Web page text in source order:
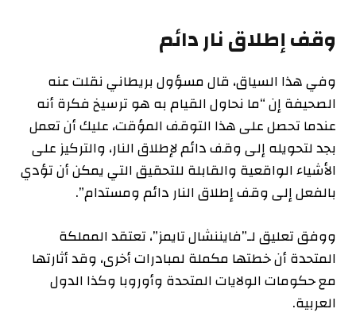
وقف إطلاق نار دائم
وفي هذا السياق، قال مسؤول بريطاني نقلت عنه
الصحيفة إن “ما نحاول القيام به هو ترسيخ فكرة أنه
عندما تحصل على هذا التوقف المؤقت، عليك أن تعمل
بجد لتحويله إلى وقف دائم لإطلاق النار، والتركيز على
الأشياء الواقعية والقابلة للتحقيق التي يمكن أن تؤدي
بالفعل إلى وقف إطلاق النار دائم ومستدام”.
ووفق تعليق لـ”فايننشال تايمز”، تعتقد المملكة
المتحدة أن خطتها مكملة لمبادرات أخرى، وقد أثارتها
مع حكومات الولايات المتحدة وأوروبا وكذا الدول
العربية.